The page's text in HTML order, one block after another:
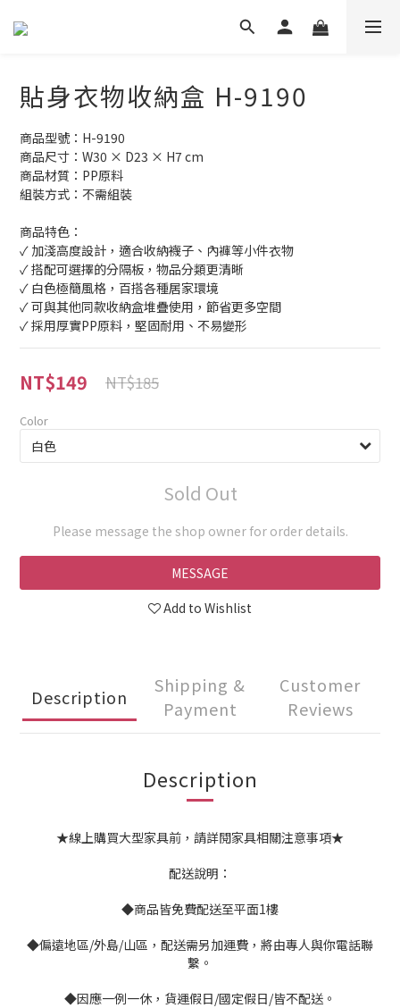
貼身衣物收納盒 H-9190
商品型號：H-9190
商品尺寸：W30 × D23 × H7 cm
商品材質：PP原料
組裝方式：不需組裝
商品特色：
✓ 加淺高度設計，適合收納襪子、內褲等小件衣物
✓ 搭配可選擇的分隔板，物品分類更清晰
✓ 白色極簡風格，百搭各種居家環境
✓ 可與其他同款收納盒堆疊使用，節省更多空間
✓ 採用厚實PP原料，堅固耐用、不易變形
NT$149 NT$185
Color
Sold Out
Please message the shop owner for order details.
MESSAGE
Add to Wishlist
Description
Shipping &
Payment
Customer
Reviews
Description
★線上購買大型家具前，請詳閱家具相關注意事項★
配送說明：
◆商品皆免費配送至平面1樓
◆偏遠地區/外島/山區，配送需另加運費，將由專人與你電話聯
繫。
◆因應一例一休，貨運假日/國定假日/皆不配送。